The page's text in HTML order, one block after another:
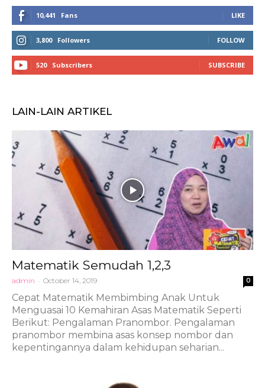
10,441 Fans LIKE
3,800 Followers FOLLOW
520 Subscribers SUBSCRIBE
LAIN-LAIN ARTIKEL
Matematik Semudah 1,2,3
admin - October 14, 2019 0
Cepat Matematik Membimbing Anak Untuk
Menguasai 10 Kemahiran Asas Matematik Seperti
Berikut: Pengalaman Pranombor. Pengalaman
pranombor membina asas konsep nombor dan
kepentingannya dalam kehidupan seharian...